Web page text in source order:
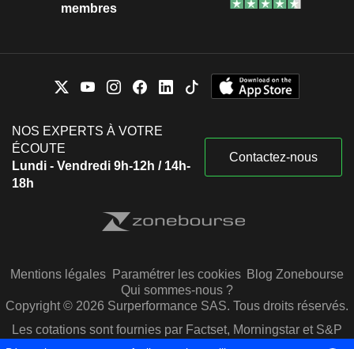
membres
NOS EXPERTS À VOTRE
ÉCOUTE
Lundi - Vendredi 9h-12h / 14h-
18h
Contactez-nous
Mentions légales Paramétrer les cookies Blog Zonebourse
Qui sommes-nous ?
Copyright © 2026 Surperformance SAS. Tous droits réservés.
Les cotations sont fournies par Factset, Morningstar et S&P
Capital IQ